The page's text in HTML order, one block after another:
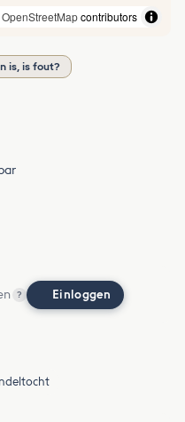
OpenStreetMapcontributors
is, is fout?
? Einloggen